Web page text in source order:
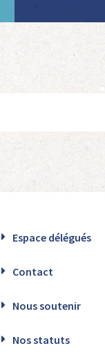
Espace délégués
Contact
Nous soutenir
Nos statuts